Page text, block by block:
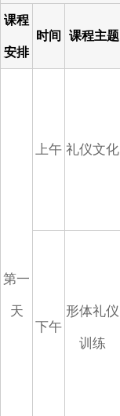
课程
安排
时间 课程主题
第一
天
上午 礼仪文化
下午
形体礼仪
训练